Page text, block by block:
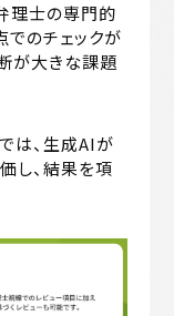
理士の専門的
のチェックが
が大きな課題
は、生成AIが
し、結果を項